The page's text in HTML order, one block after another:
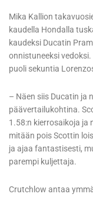
Mika Kallion
kaudella Hondalla
kaudeksi Ducatin
onnistuneeksi
puoli sekuntia
– Näen siis Ducatin ja
päävertailukohtina.
1.58:n kierrosaikoja ja
mitään pois Scottin
ja ajaa fantastisesti,
parempi kuljettaja.
Crutchlow antaa